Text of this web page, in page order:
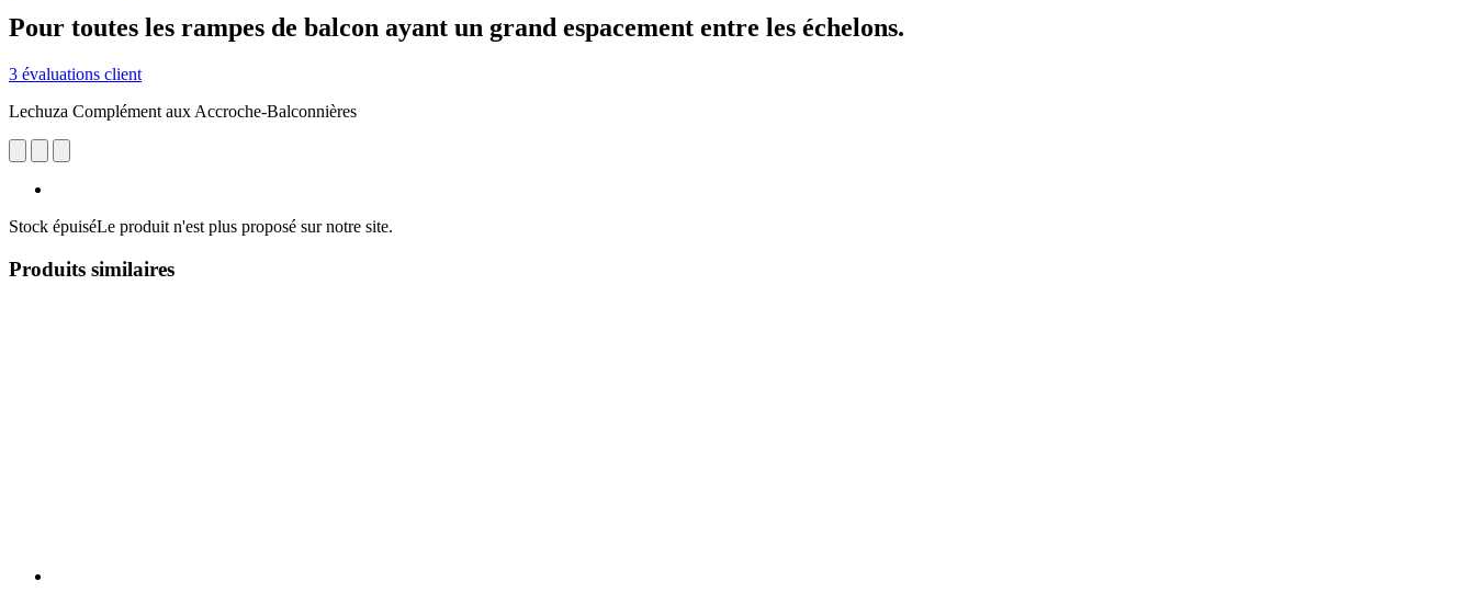
Pour toutes les rampes de balcon ayant un grand espacement entre les échelons.
3 évaluations client
Lechuza Complément aux Accroche-Balconnières
Stock épuiséLe produit n'est plus proposé sur notre site.
Produits similaires